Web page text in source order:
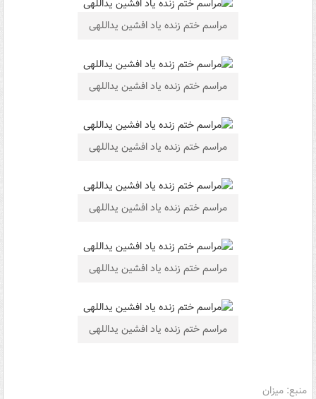
مراسم ختم زنده ياد افشین یداللهی
مراسم ختم زنده ياد افشین یداللهی
مراسم ختم زنده ياد افشین یداللهی
مراسم ختم زنده ياد افشین یداللهی
مراسم ختم زنده ياد افشین یداللهی
مراسم ختم زنده ياد افشین یداللهی
منبع: میزان